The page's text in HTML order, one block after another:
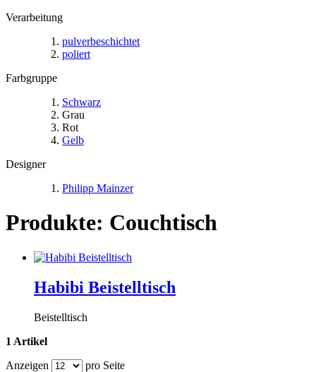
Verarbeitung
pulverbeschichtet
poliert
Farbgruppe
Schwarz
Grau
Rot
Gelb
Designer
Philipp Mainzer
Produkte: Couchtisch
Habibi Beistelltisch
Beistelltisch
1 Artikel
Anzeigen
pro Seite